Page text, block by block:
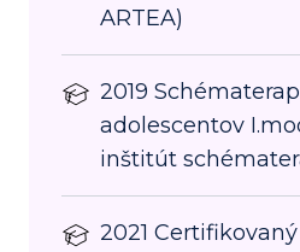
ARTEA)
2019
adolescentov
inštitút
2021